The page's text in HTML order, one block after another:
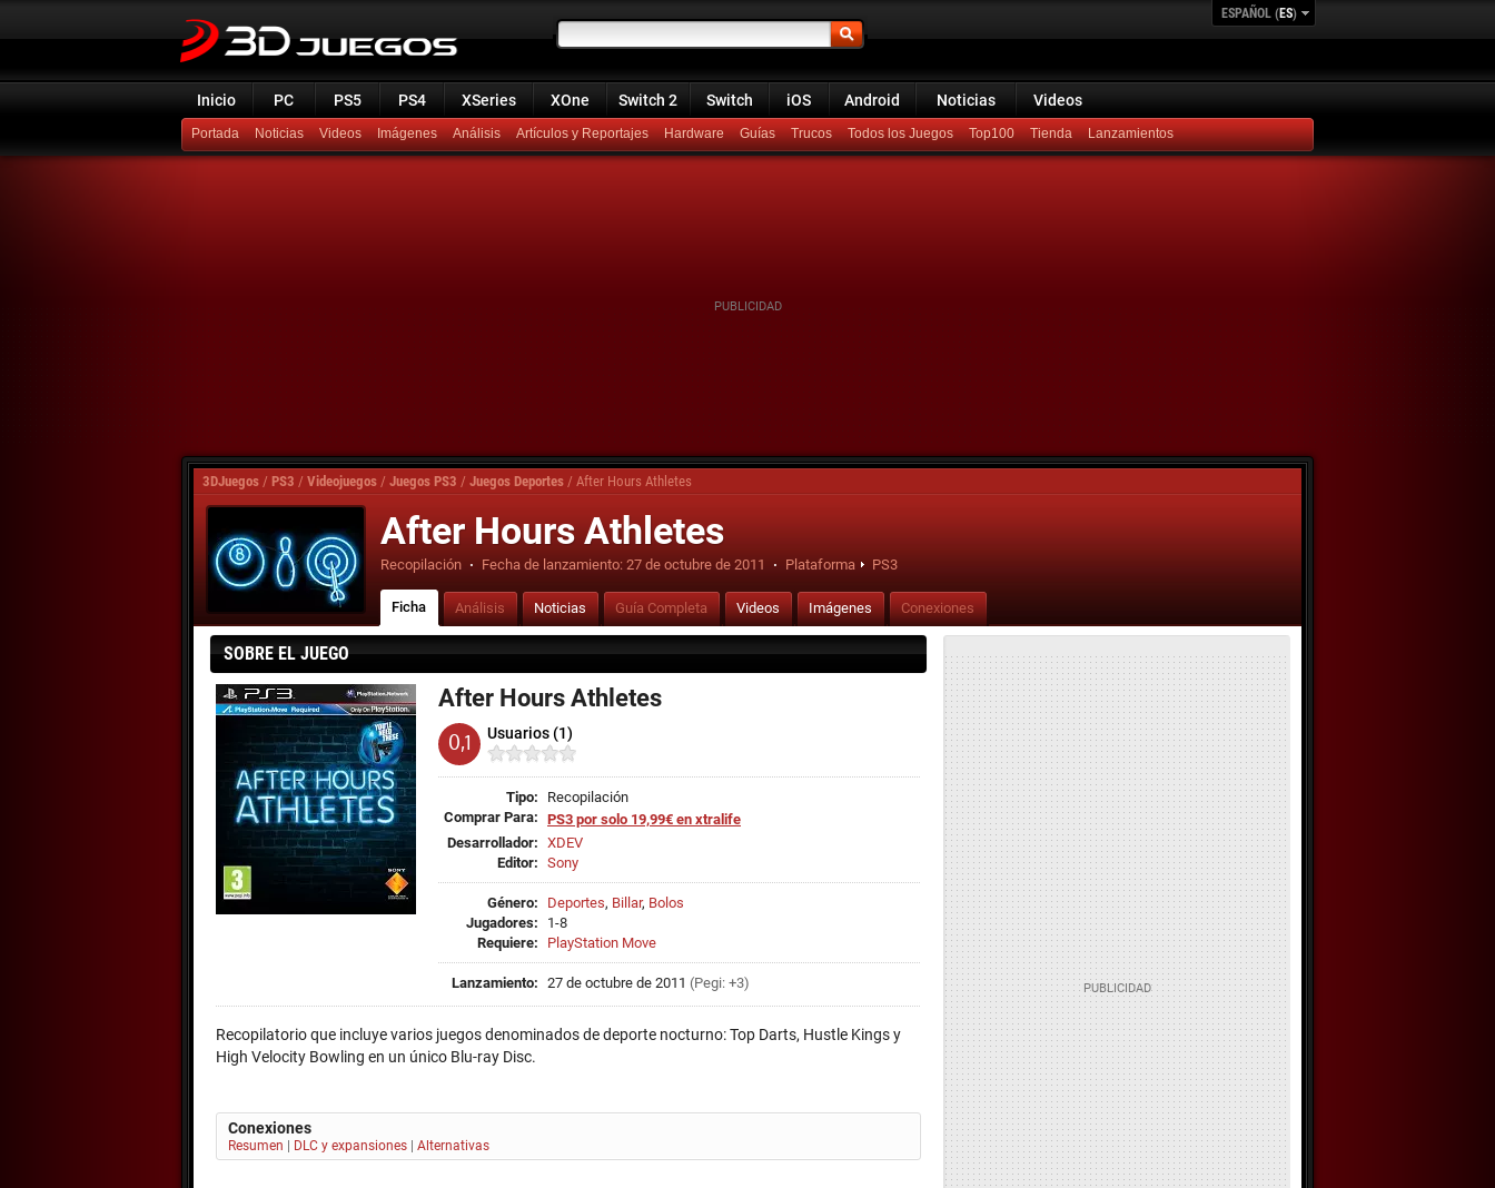
ESPAÑOL (ES)
Inicio PC PS5 PS4 XSeries XOne Switch 2 Switch iOS Android Noticias Videos
Portada Noticias Videos Imágenes Análisis Artículos y Reportajes Hardware Guías Trucos Todos los Juegos Top100 Lanzamientos
3DJuegos / PS3 / Videojuegos / Juegos PS3 / Juegos Deportes / After Hours Athletes
After Hours Athletes
Recopilación · Fecha de lanzamiento: 27 de octubre de 2011 · Plataforma PS3
Ficha Análisis Noticias Guía Completa Videos Imágenes Conexiones
SOBRE EL JUEGO
After Hours Athletes
0,1 Usuarios (1)
Tipo:
Recopilación
Comprar Para: PS3 por solo 19,99€ en xtralife
Desarrollador: XDEV
Editor: Sony
Género: Deportes, Billar, Bolos
Jugadores:
1-8
Requiere:
PlayStation Move
Lanzamiento: 27 de octubre de 2011 (Pegi: +3)
Recopilatorio que incluye varios juegos denominados de deporte nocturno: Top Darts, Hustle Kings y
High Velocity Bowling en un único Blu-ray Disc.
Conexiones
Resumen DLC y expansiones Alternativas